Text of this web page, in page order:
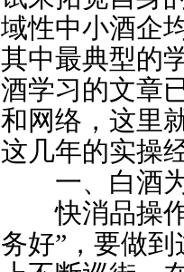
域性中小酒企
其中最典型的
酒学习的文章
和网络，这里
这几年的实操
一、白酒为
快消品操作
务好”，要做